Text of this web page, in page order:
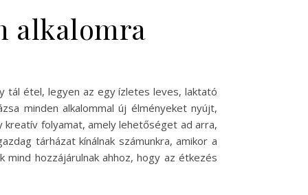
alkalomra
tál étel, legyen az egy ízletes leves, laktató
minden alkalommal új élményeket nyújt,
kreatív folyamat, amely lehetőséget ad arra,
tárházat kínálnak számunkra, amikor a
hozzájárulnak ahhoz, hogy az étkezés